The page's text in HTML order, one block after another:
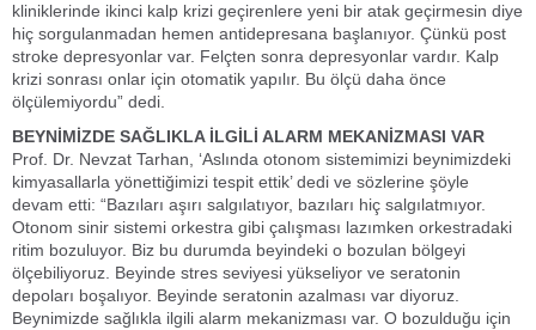
kliniklerinde ikinci kalp krizi geçirenlere yeni bir atak geçirmesin diye
hiç sorgulanmadan hemen antidepresana başlanıyor. Çünkü post
stroke depresyonlar var. Felçten sonra depresyonlar vardır. Kalp
krizi sonrası onlar için otomatik yapılır. Bu ölçü daha önce
ölçülemiyordu” dedi.
BEYNİMİZDE SAĞLIKLA İLGİLİ ALARM MEKANİZMASI VAR
Prof. Dr. Nevzat Tarhan, ‘Aslında otonom sistemimizi beynimizdeki
kimyasallarla yönettiğimizi tespit ettik’ dedi ve sözlerine şöyle
devam etti: “Bazıları aşırı salgılatıyor, bazıları hiç salgılatmıyor.
Otonom sinir sistemi orkestra gibi çalışması lazımken orkestradaki
ritim bozuluyor. Biz bu durumda beyindeki o bozulan bölgeyi
ölçebiliyoruz. Beyinde stres seviyesi yükseliyor ve seratonin
depoları boşalıyor. Beyinde seratonin azalması var diyoruz.
Beynimizde sağlıkla ilgili alarm mekanizması var. O bozulduğu için